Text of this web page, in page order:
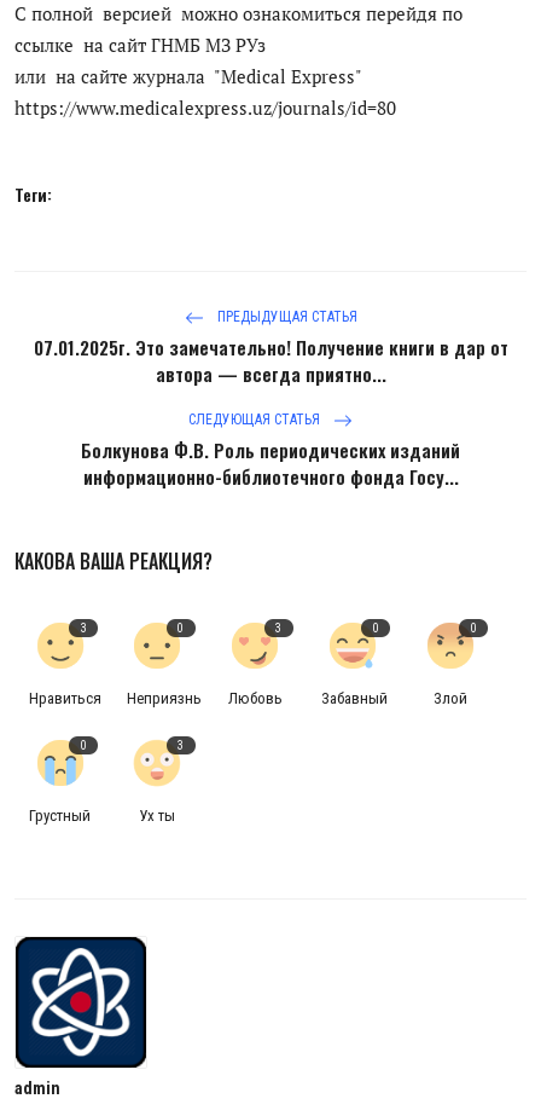
С полной версией можно ознакомиться перейдя по
ссылке на сайт ГНМБ МЗ РУз
или на сайте журнала "Medical Express"
https://www.medicalexpress.uz/journals/id=80
Теги:
ПРЕДЫДУЩАЯ СТАТЬЯ
07.01.2025г. Это замечательно! Получение книги в дар от
автора — всегда приятно...
СЛЕДУЮЩАЯ СТАТЬЯ
Болкунова Ф.В. Роль периодических изданий
информационно-библиотечного фонда Госу...
КАКОВА ВАША РЕАКЦИЯ?
3
Нравиться
0
Неприязнь
3
Любовь
0
Забавный
0
Злой
0
Грустный
3
Ух ты
admin